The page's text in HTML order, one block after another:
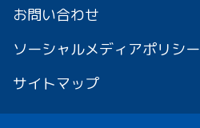
お問い合わせ
ソーシャルメディアポリシー
サイトマップ